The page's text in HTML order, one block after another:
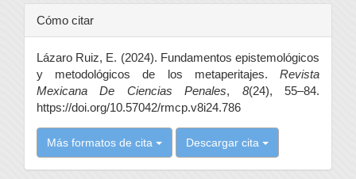
Detalles
del
artículo
Cómo citar
Lázaro Ruiz, E. (2024). Fundamentos epistemológicos
y metodológicos de los metaperitajes. Revista
Mexicana De Ciencias Penales, 8(24), 55–84.
https://doi.org/10.57042/rmcp.v8i24.786
Más formatos de cita Descargar cita